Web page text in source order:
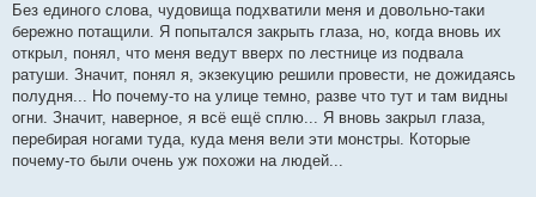
Без единого слова, чудовища подхватили меня и довольно-таки
бережно потащили. Я попытался закрыть глаза, но, когда вновь их
открыл, понял, что меня ведут вверх по лестнице из подвала
ратуши. Значит, понял я, экзекуцию решили провести, не дожидаясь
полудня... Но почему-то на улице темно, разве что тут и там видны
огни. Значит, наверное, я всё ещё сплю... Я вновь закрыл глаза,
перебирая ногами туда, куда меня вели эти монстры. Которые
почему-то были очень уж похожи на людей...